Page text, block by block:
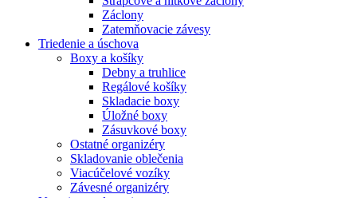
Záclony
Zatemňovacie závesy
Triedenie a úschova
Boxy a košíky
Debny a truhlice
Regálové košíky
Skladacie boxy
Úložné boxy
Zásuvkové boxy
Ostatné organizéry
Skladovanie oblečenia
Viacúčelové vozíky
Závesné organizéry